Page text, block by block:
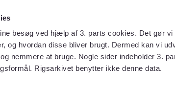
besøg ved hjælp af 3. parts cookies. Det gør vi
og hvordan disse bliver brugt. Dermed kan vi
nemmere at bruge. Nogle sider indeholder 3.
Rigsarkivet benytter ikke denne data.